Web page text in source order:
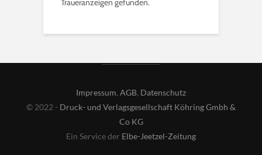
Traueranzeigen gefunden.
Impressum, AGB, Datenschutz
© 2022 - Druck- und Verlagsgesellschaft Köhring Gmbh &
Co KG
Ein Service der Elbe-Jeetzel-Zeitung